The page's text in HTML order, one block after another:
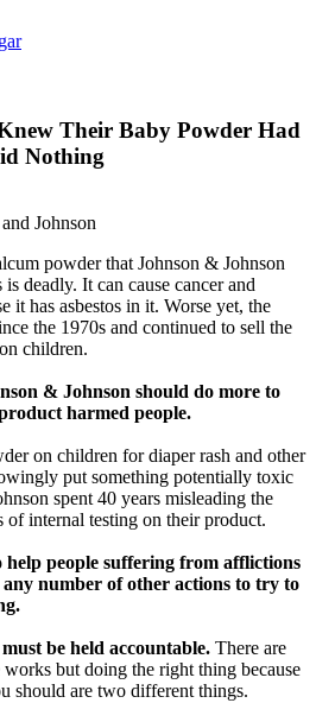
Their Baby Powder Had
Nothing
Johnson
powder that Johnson & Johnson
deadly. It can cause cancer and
it has asbestos in it. Worse yet, the
the 1970s and continued to sell the
children.
& Johnson should do more to
harmed people.
on children for diaper rash and other
put something potentially toxic
spent 40 years misleading the
of internal testing on their product.
people suffering from afflictions
number of other actions to try to
be held accountable. There are
but doing the right thing because
should are two different things.